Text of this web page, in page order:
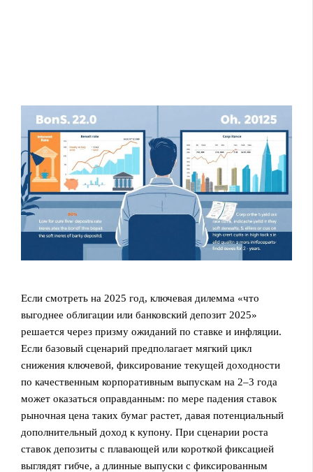
Если смотреть на 2025 год, ключевая дилемма «что
выгоднее облигации или банковский депозит 2025»
решается через призму ожиданий по ставке и инфляции.
Если базовый сценарий предполагает мягкий цикл
снижения ключевой, фиксирование текущей доходности
по качественным корпоративным выпускам на 2–3 года
может оказаться оправданным: по мере падения ставок
рыночная цена таких бумаг растет, давая потенциальный
дополнительный доход к купону. При сценарии роста
ставок депозиты с плавающей или короткой фиксацией
выглядят гибче, а длинные выпуски с фиксированным